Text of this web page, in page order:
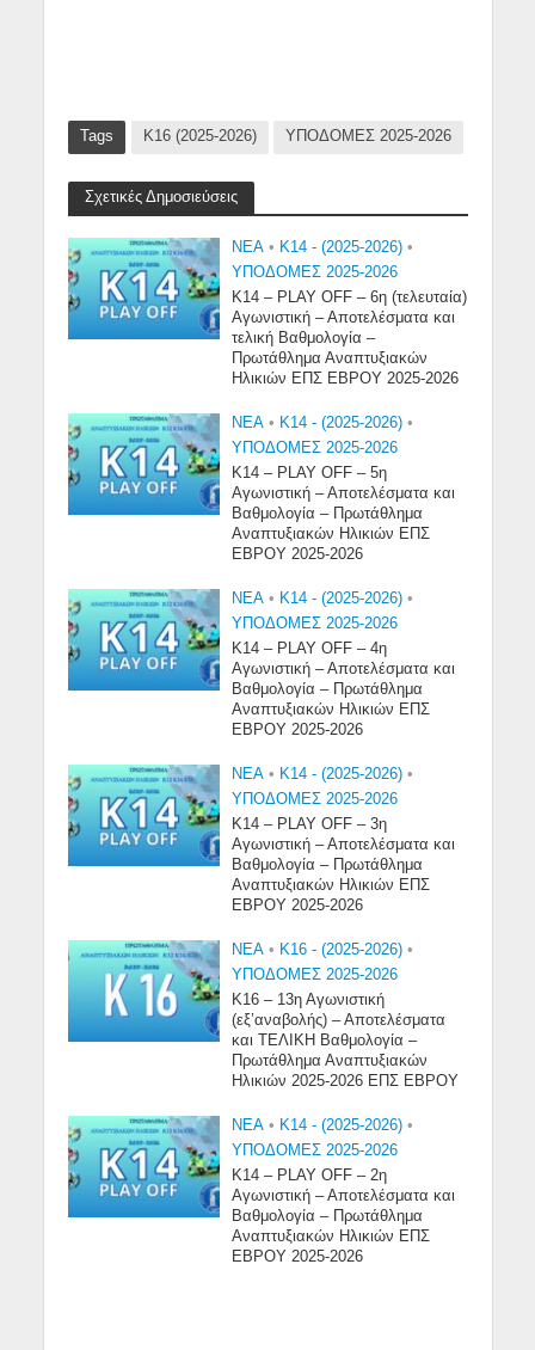
Tags Κ16 (2025-2026) ΥΠΟΔΟΜΕΣ 2025-2026
Σχετικές Δημοσιεύσεις
NEA • Κ14 - (2025-2026) •
ΥΠΟΔΟΜΕΣ 2025-2026
Κ14 – PLAY OFF – 6η (τελευταία)
Αγωνιστική – Αποτελέσματα και
τελική Βαθμολογία –
Πρωτάθλημα Αναπτυξιακών
Ηλικιών ΕΠΣ ΕΒΡΟΥ 2025-2026
NEA • Κ14 - (2025-2026) •
ΥΠΟΔΟΜΕΣ 2025-2026
Κ14 – PLAY OFF – 5η
Αγωνιστική – Αποτελέσματα και
Βαθμολογία – Πρωτάθλημα
Αναπτυξιακών Ηλικιών ΕΠΣ
ΕΒΡΟΥ 2025-2026
NEA • Κ14 - (2025-2026) •
ΥΠΟΔΟΜΕΣ 2025-2026
Κ14 – PLAY OFF – 4η
Αγωνιστική – Αποτελέσματα και
Βαθμολογία – Πρωτάθλημα
Αναπτυξιακών Ηλικιών ΕΠΣ
ΕΒΡΟΥ 2025-2026
NEA • Κ14 - (2025-2026) •
ΥΠΟΔΟΜΕΣ 2025-2026
Κ14 – PLAY OFF – 3η
Αγωνιστική – Αποτελέσματα και
Βαθμολογία – Πρωτάθλημα
Αναπτυξιακών Ηλικιών ΕΠΣ
ΕΒΡΟΥ 2025-2026
NEA • Κ16 - (2025-2026) •
ΥΠΟΔΟΜΕΣ 2025-2026
Κ16 – 13η Αγωνιστική
(εξ’αναβολής) – Αποτελέσματα
και ΤΕΛΙΚΗ Βαθμολογία –
Πρωτάθλημα Αναπτυξιακών
Ηλικιών 2025-2026 ΕΠΣ ΕΒΡΟΥ
NEA • Κ14 - (2025-2026) •
ΥΠΟΔΟΜΕΣ 2025-2026
Κ14 – PLAY OFF – 2η
Αγωνιστική – Αποτελέσματα και
Βαθμολογία – Πρωτάθλημα
Αναπτυξιακών Ηλικιών ΕΠΣ
ΕΒΡΟΥ 2025-2026